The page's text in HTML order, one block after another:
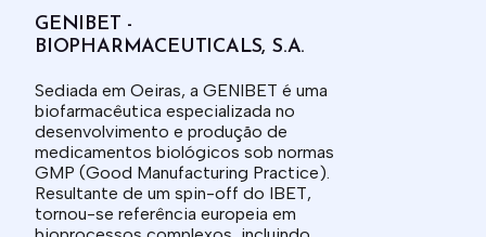
GENIBET -
BIOPHARMACEUTICALS, S.A.
Sediada em Oeiras, a GENIBET é uma
biofarmacêutica especializada no
desenvolvimento e produção de
medicamentos biológicos sob normas
GMP (Good Manufacturing Practice).
Resultante de um spin-off do IBET,
tornou-se referência europeia em